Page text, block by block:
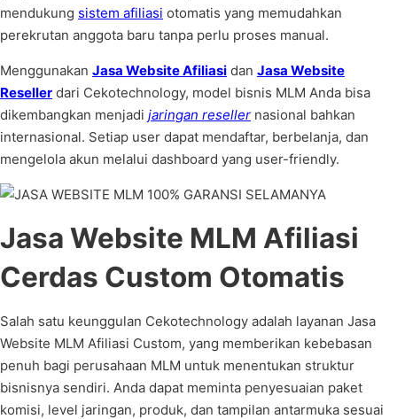
mendukung sistem afiliasi otomatis yang memudahkan
perekrutan anggota baru tanpa perlu proses manual.
Menggunakan Jasa Website Afiliasi dan Jasa Website
Reseller dari Cekotechnology, model bisnis MLM Anda bisa
dikembangkan menjadi jaringan reseller nasional bahkan
internasional. Setiap user dapat mendaftar, berbelanja, dan
mengelola akun melalui dashboard yang user-friendly.
Jasa Website MLM Afiliasi
Cerdas Custom Otomatis
Salah satu keunggulan Cekotechnology adalah layanan Jasa
Website MLM Afiliasi Custom, yang memberikan kebebasan
penuh bagi perusahaan MLM untuk menentukan struktur
bisnisnya sendiri. Anda dapat meminta penyesuaian paket
komisi, level jaringan, produk, dan tampilan antarmuka sesuai